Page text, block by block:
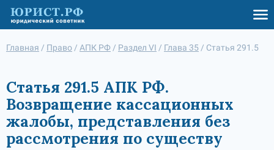
Главная / Право / АПК РФ / Раздел VI / Глава 35 / Статья 291.5
Статья 291.5 АПК РФ.
Возвращение кассационных
жалобы, представления без
рассмотрения по существу